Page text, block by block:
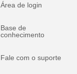
Área de login
Base de
conhecimento
Fale com o suporte